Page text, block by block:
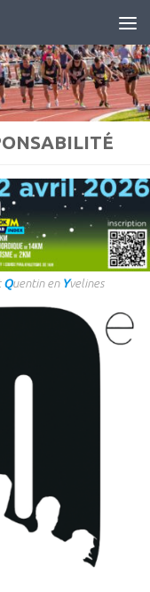
Quentin en Yvelines